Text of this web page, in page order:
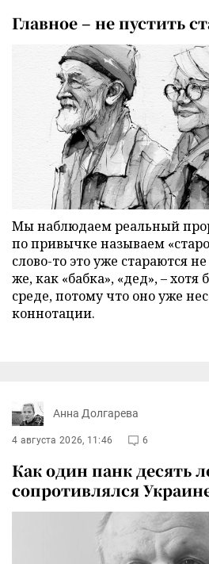
Главное – не пустить
Мы наблюдаем реальный
по привычке называем
слово-то это уже стараются
же, как «бабка», «дед», – хотя
среде, потому что оно уже
коннотации.
Анна Долгарева
4 августа 2026, 11:46 6
Как один панк десять
сопротивлялся